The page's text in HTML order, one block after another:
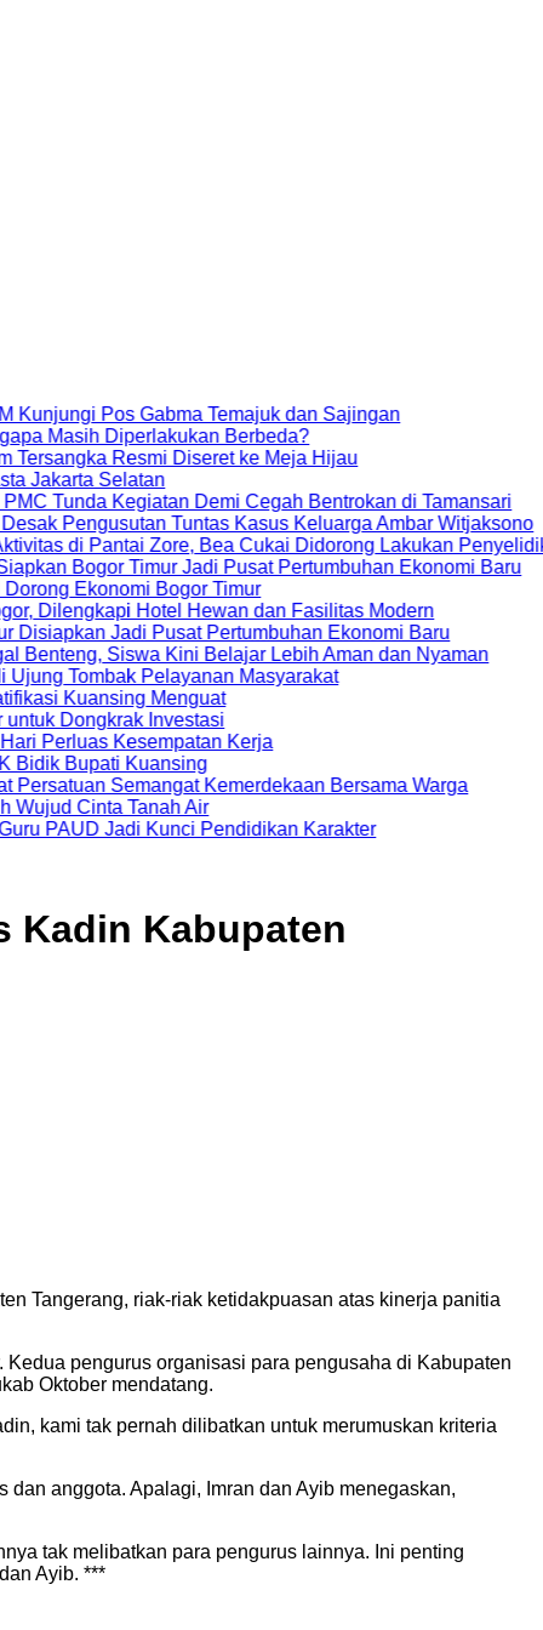
Pos Gabma Temajuk dan Sajingan
Diperlakukan Berbeda?
Resmi Diseret ke Meja Hijau
Selatan
Kegiatan Demi Cegah Bentrokan di Tamansari
Tuntas Kasus Keluarga Ambar Witjaksono
Pantai Zore, Bea Cukai Didorong Lakukan Penyelidikan
Timur Jadi Pusat Pertumbuhan Ekonomi Baru
Bogor Timur
Hotel Hewan dan Fasilitas Modern
Jadi Pusat Pertumbuhan Ekonomi Baru
Siswa Kini Belajar Lebih Aman dan Nyaman
Pelayanan Masyarakat
Menguat
Investasi
Kesempatan Kerja
Kuansing
Semangat Kemerdekaan Bersama Warga
Tanah Air
Jadi Kunci Pendidikan Karakter
Kadin Kabupaten
Tangerang, riak-riak ketidakpuasan atas kinerja panitia
pengurus organisasi para pengusaha di Kabupaten
Oktober mendatang.
kami tak pernah dilibatkan untuk merumuskan kriteria
anggota. Apalagi, Imran dan Ayib menegaskan,
tak melibatkan para pengurus lainnya. Ini penting
Ayib. ***